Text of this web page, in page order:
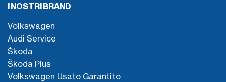
I NOSTRI BRAND
Volkswagen
Audi Service
Škoda
Škoda Plus
Volkswagen Usato Garantito